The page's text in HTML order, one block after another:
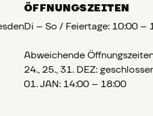
ÖFFNUNGSZEITEN
Di – So / Feiertage: 10:00 –
Abweichende
24., 25., 31. DEZ:
01. JAN: 14:00 – 18:00